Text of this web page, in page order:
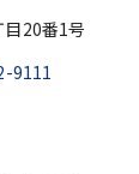
20番1号
9111